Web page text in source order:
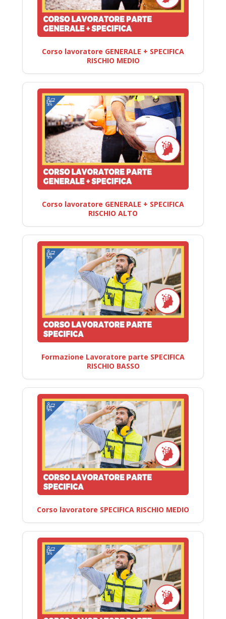
Corso lavoratore GENERALE + SPECIFICA
RISCHIO MEDIO
Corso lavoratore GENERALE + SPECIFICA
RISCHIO ALTO
Formazione Lavoratore parte SPECIFICA
RISCHIO BASSO
Corso lavoratore SPECIFICA RISCHIO MEDIO